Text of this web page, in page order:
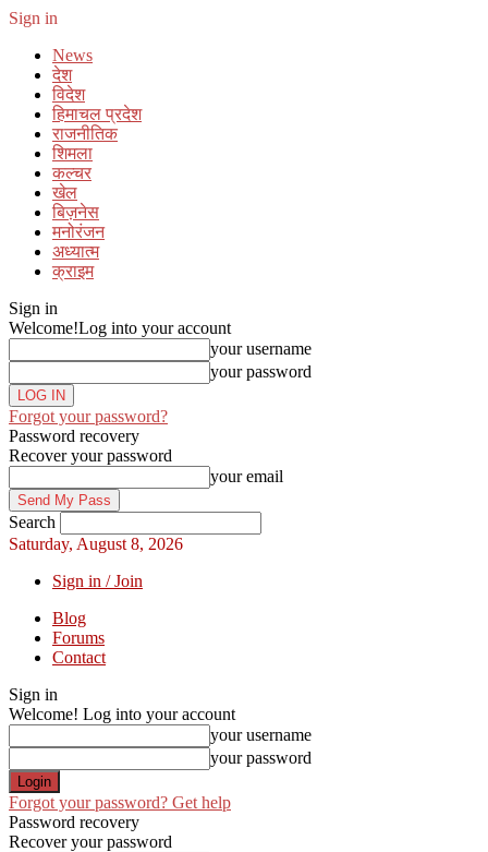
Sign in
News
देश
विदेश
हिमाचल प्रदेश
राजनीतिक
शिमला
कल्चर
खेल
बिज़नेस
मनोरंजन
अध्यात्म
क्राइम
Sign in
Welcome!Log into your account
your username
your password
Forgot your password?
Password recovery
Recover your password
your email
Search
Saturday, August 8, 2026
Sign in / Join
Blog
Forums
Contact
Sign in
Welcome! Log into your account
your username
your password
Forgot your password? Get help
Password recovery
Recover your password